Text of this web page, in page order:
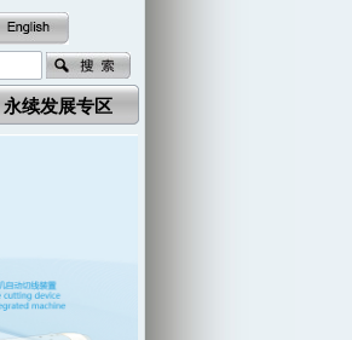
永续发展专区